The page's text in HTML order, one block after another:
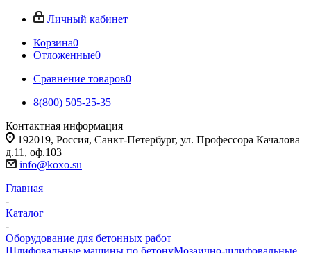
Личный кабинет
Корзина0
Отложенные0
Сравнение товаров0
8(800) 505-25-35
Контактная информация
192019, Россия, Санкт-Петербург, ул. Профессора Качалова
д.11, оф.103
info@koxo.su
Главная
-
Каталог
-
Оборудование для бетонных работ
Шлифовальные машины по бетонуМозаично-шлифовальные